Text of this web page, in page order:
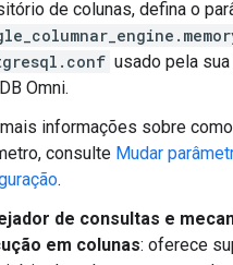
de colunas, defina o
usado pela
Omni.
informações sobre
consulte Mudar
.
de consultas e
em colunas: oferece